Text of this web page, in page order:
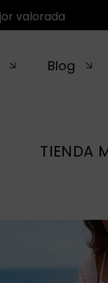
valorada
Blog
TIENDA